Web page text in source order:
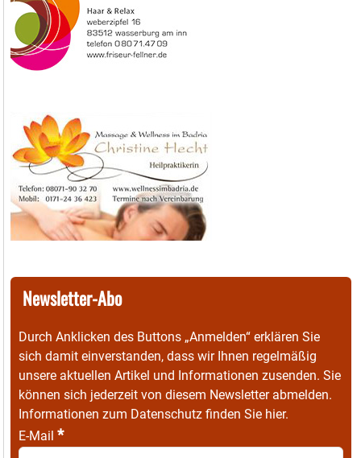
Newsletter-Abo
Durch Anklicken des Buttons „Anmelden“ erklären Sie
sich damit einverstanden, dass wir Ihnen regelmäßig
unsere aktuellen Artikel und Informationen zusenden. Sie
können sich jederzeit von diesem Newsletter abmelden.
Informationen zum Datenschutz finden Sie hier.
E-Mail *